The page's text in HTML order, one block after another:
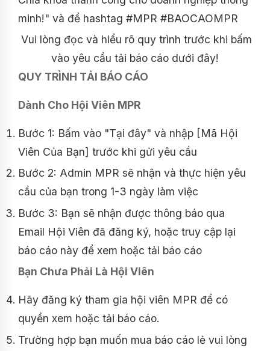
minh!" và để hashtag #MPR #BAOCAOMPR
Vui lòng đọc và hiểu rõ quy trình trước khi bấm
vào yêu cầu tải báo cáo dưới đây!
QUY TRÌNH TẢI BÁO CÁO
Dành Cho Hội Viên MPR
Bước 1: Bấm vào "Tại đây" và nhập [Mã Hội
Viên Của Bạn] trước khi gửi yêu cầu
Bước 2: Admin MPR sẽ nhận và thực hiện yêu
cầu của bạn trong 1-3 ngày làm việc
Bước 3: Bạn sẽ nhận được thông báo qua
Email Hội Viên đã đăng ký, hoặc truy cập lại
báo cáo này để xem hoặc tải báo cáo
Bạn Chưa Phải Là Hội Viên
Hãy đăng ký tham gia hội viên MPR để có
quyền xem hoặc tải báo cáo.
Trường hợp bạn muốn mua báo cáo lẻ vui lòng